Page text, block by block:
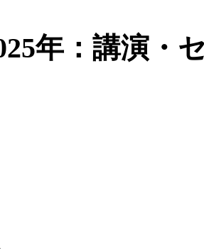
年：講演・